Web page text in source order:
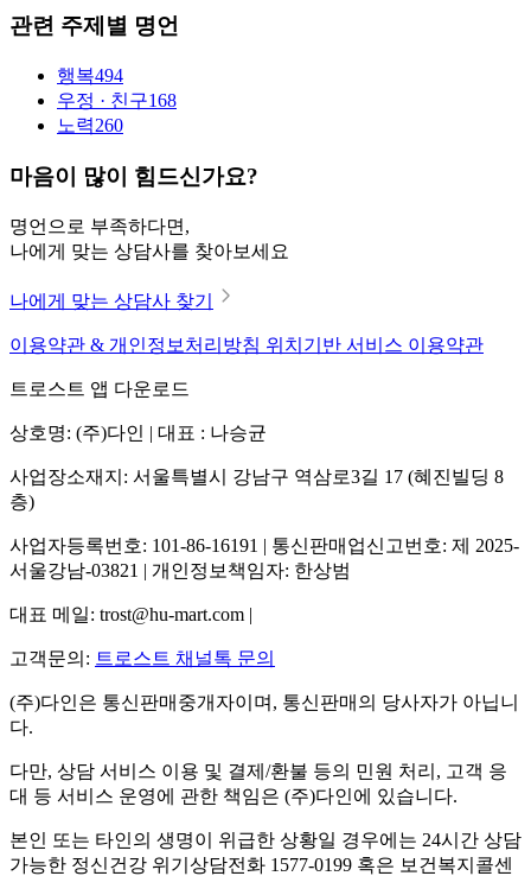
관련 주제별 명언
행복494
우정 · 친구168
노력260
마음이 많이 힘드신가요?
명언으로 부족하다면,
나에게 맞는 상담사를 찾아보세요
나에게 맞는 상담사 찾기
이용약관 & 개인정보처리방침 위치기반 서비스 이용약관
트로스트 앱 다운로드
상호명: (주)다인 | 대표 : 나승균
사업장소재지: 서울특별시 강남구 역삼로3길 17 (혜진빌딩 8
층)
사업자등록번호: 101-86-16191 | 통신판매업신고번호: 제 2025-
서울강남-03821 | 개인정보책임자: 한상범
대표 메일: trost@hu-mart.com |
고객문의: 트로스트 채널톡 문의
(주)다인은 통신판매중개자이며, 통신판매의 당사자가 아닙니
다.
다만, 상담 서비스 이용 및 결제/환불 등의 민원 처리, 고객 응
대 등 서비스 운영에 관한 책임은 (주)다인에 있습니다.
본인 또는 타인의 생명이 위급한 상황일 경우에는 24시간 상담
가능한 정신건강 위기상담전화 1577-0199 혹은 보건복지콜센